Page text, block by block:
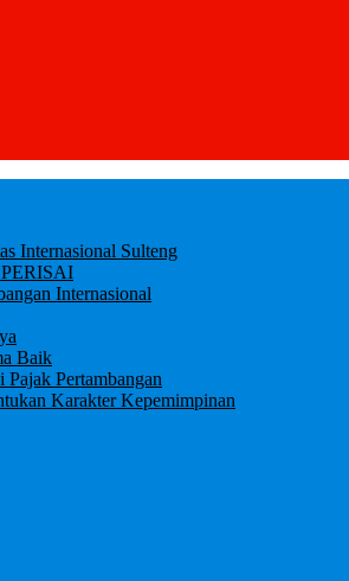
Internasional Sulteng
PERISAI
Internasional
Baik
Pertambangan
Karakter Kepemimpinan